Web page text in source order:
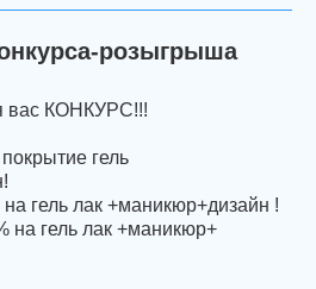
розыгрыша
вас КОНКУРС!!!
гель
гель лак +маникюр+дизайн !
на гель лак +маникюр+